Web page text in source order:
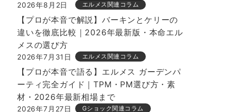
2026年8月2日 エルメス関連コラム
【プロが本音で解説】バーキンとケリーの
違いを徹底比較｜2026年最新版・本命エル
メスの選び方
2026年7月31日 エルメス関連コラム
【プロが本音で語る】エルメス ガーデンパ
ーティ完全ガイド｜TPM・PM選び方・素
材・2026年最新相場まで
2026年7月27日 Gショック関連コラム